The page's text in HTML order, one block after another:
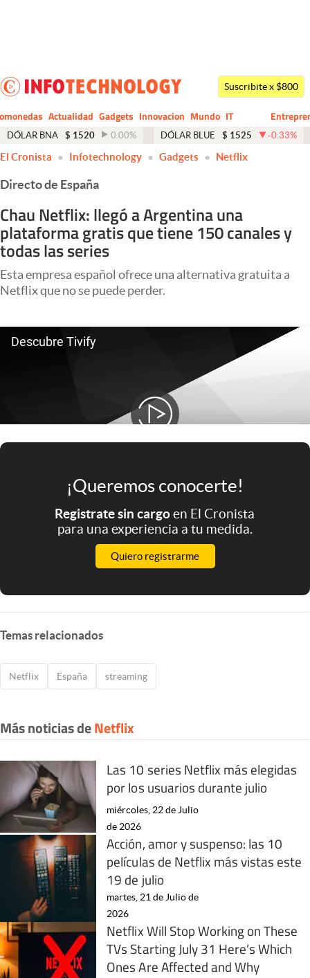
Dólar
Economía y Política
Finanzas y Mercados
Mercados Online
Negocios
Columnistas
Apertura
Clase
Eventos Corporativos
El Cronista Studio
Argentina
Suscribite x $800
Actualidad Gadgets Innovacion Mundo
CIO
IT
Business
DÓLAR BNA $ 1520 0.00% DÓLAR BLUE $ 1525 -0.33%
El Cronista Infotechnology Gadgets Netflix
Directo de España
Chau Netflix: llegó a Argentina una
plataforma gratis que tiene 150 canales y
todas las series
Esta empresa español ofrece una alternativa gratuita a
Netflix que no se puede perder.
¡Queremos conocerte!
Registrate sin cargoen El Cronista
para una experiencia a tu medida.
Quiero registrarme
Temas relacionados
Netflix España streaming
Más noticias deNetflix
Las 10 series Netflix más elegidas
por los usuarios durante julio
miércoles, 22 de Julio
de 2026
Acción, amor y suspenso: las 10
películas de Netflix más vistas este
19 de julio
martes, 21 de Julio de
2026
Netflix Will Stop Working on These
TVs Starting July 31 Here’s Which
Ones Are Affected and Why